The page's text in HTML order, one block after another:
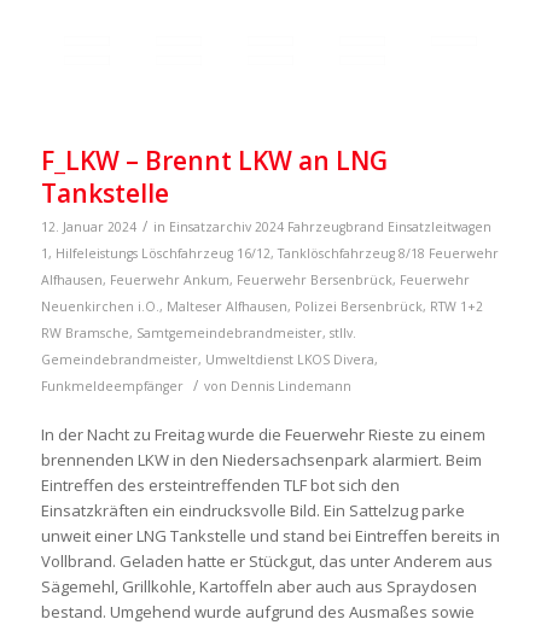
F_LKW – Brennt LKW an LNG
Tankstelle
12. Januar 2024 / in Einsatzarchiv 2024 Fahrzeugbrand Einsatzleitwagen
1, Hilfeleistungs Löschfahrzeug 16/12,Tanklöschfahrzeug 8/18 Feuerwehr
Alfhausen, Feuerwehr Ankum, Feuerwehr Bersenbrück, Feuerwehr
Neuenkirchen i.O., Malteser Alfhausen, Polizei Bersenbrück, RTW 1+2
RW Bramsche, Samtgemeindebrandmeister, stllv.
Gemeindebrandmeister, Umweltdienst LKOS Divera,
Funkmeldeempfänger
/ von Dennis Lindemann
In der Nacht zu Freitag wurde die Feuerwehr Rieste zu einem
brennenden LKW in den Niedersachsenpark alarmiert. Beim
Eintreffen des ersteintreffenden TLF bot sich den
Einsatzkräften ein eindrucksvolle Bild. Ein Sattelzug parke
unweit einer LNG Tankstelle und stand bei Eintreffen bereits in
Vollbrand. Geladen hatte er Stückgut, das unter Anderem aus
Sägemehl, Grillkohle, Kartoffeln aber auch aus Spraydosen
bestand. Umgehend wurde aufgrund des Ausmaßes sowie